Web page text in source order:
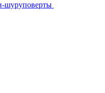
шуруповерты